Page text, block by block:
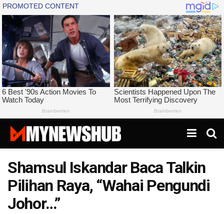
Shamsul Iskandar Baca Talkin
Pilihan Raya, “Wahai Pengundi
Johor…”